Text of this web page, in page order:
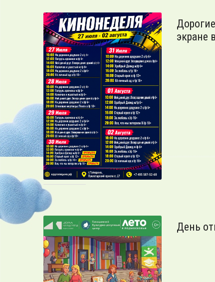
экране
День